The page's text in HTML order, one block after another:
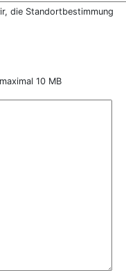
die Standortbestimmung
10 MB